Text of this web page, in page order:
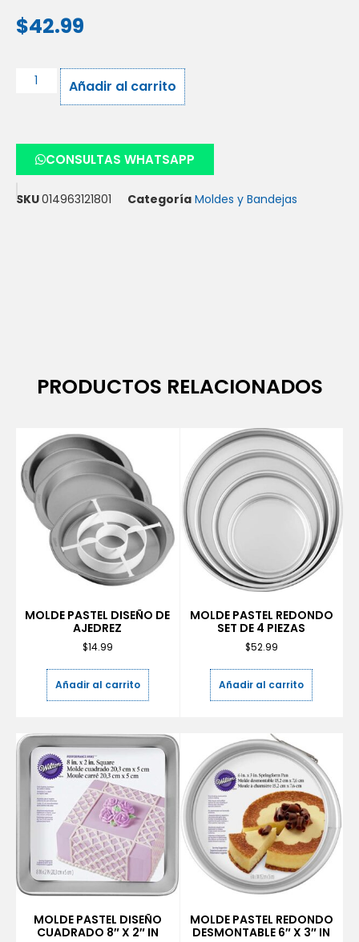
$42.99
Añadir al carrito
CONSULTAS WHATSAPP
SKU014963121801 Categoría Moldes y Bandejas
PRODUCTOS RELACIONADOS
MOLDE PASTEL DISEÑO DE
AJEDREZ
$14.99
Añadir al carrito
MOLDE PASTEL REDONDO
SET DE 4 PIEZAS
$52.99
Añadir al carrito
MOLDE PASTEL DISEÑO
CUADRADO 8″ X 2″ IN
MOLDE PASTEL REDONDO
DESMONTABLE 6″ X 3″ IN